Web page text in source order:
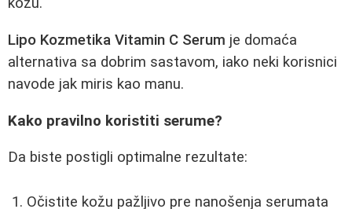
Lipo Kozmetika Vitamin C Serum je domaća
alternativa sa dobrim sastavom, iako neki korisnici
navode jak miris kao manu.
Kako pravilno koristiti serume?
Da biste postigli optimalne rezultate:
Očistite kožu pažljivo pre nanošenja serumata